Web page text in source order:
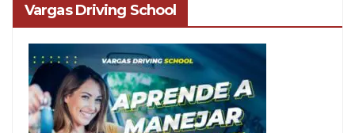
Vargas Driving School